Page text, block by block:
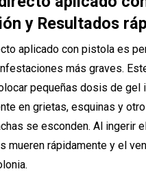
y Resultados
aplicado con pistola es
más graves.
pequeñas dosis de gel
en grietas, esquinas y
se esconden. Al ingerir
mueren rápidamente y el